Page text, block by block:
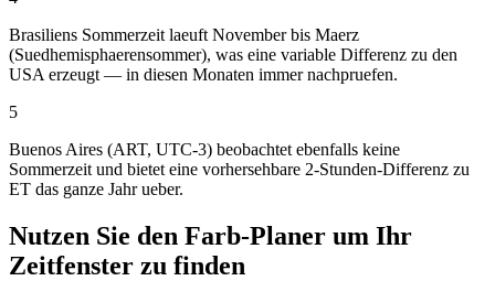
Brasiliens Sommerzeit laeuft November bis Maerz
(Suedhemisphaerensommer), was eine variable Differenz zu den
USA erzeugt — in diesen Monaten immer nachpruefen.
5
Buenos Aires (ART, UTC-3) beobachtet ebenfalls keine
Sommerzeit und bietet eine vorhersehbare 2-Stunden-Differenz zu
ET das ganze Jahr ueber.
Nutzen Sie den Farb-Planer um Ihr
Zeitfenster zu finden